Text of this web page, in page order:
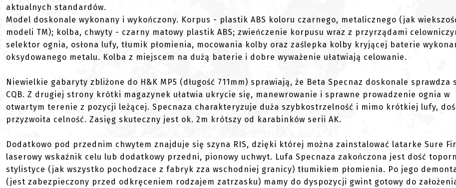
aktualnych standardów.
Model doskonale wykonany i wykończony. Korpus - plastik ABS koloru czarnego, metalicznego (jak
modeli TM); kolba, chwyty - czarny matowy plastik ABS; zwieńczenie korpusu wraz z przyrządami
selektor ognia, osłona lufy, tłumik płomienia, mocowania kolby oraz zaślepka kolby kryjącej baterie
oksydowanego metalu. Kolba z miejscem na dużą baterie i dobre wyważenie ułatwiają celowanie.
Niewielkie gabaryty zbliżone do H&K MP5 (długość 711mm) sprawiają, że Beta Specnaz doskonale sprawdza
CQB. Z drugiej strony krótki magazynek ułatwia ukrycie się, manewrowanie i sprawne prowadzenie ognia w
otwartym terenie z pozycji leżącej. Specnaza charakteryzuje duża szybkostrzelność i mimo krótkiej lufy,
przyzwoita celność. Zasięg skuteczny jest ok. 2m krótszy od karabinków serii AK.
Dodatkowo pod przednim chwytem znajduje się szyna RIS, dzięki której można zainstalować latarke Sure
laserowy wskaźnik celu lub dodatkowy przedni, pionowy uchwyt. Lufa Specnaza zakończona jest dość
stylistyce (jak wszystko pochodzace z fabryk zza wschodniej granicy) tłumikiem płomienia. Po jego
(jest zabezpieczony przed odkręceniem rodzajem zatrzasku) mamy do dyspozycji gwint gotowy do